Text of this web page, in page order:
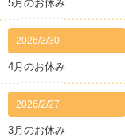
5月のお休み
2026/3/30
4月のお休み
2026/2/27
3月のお休み